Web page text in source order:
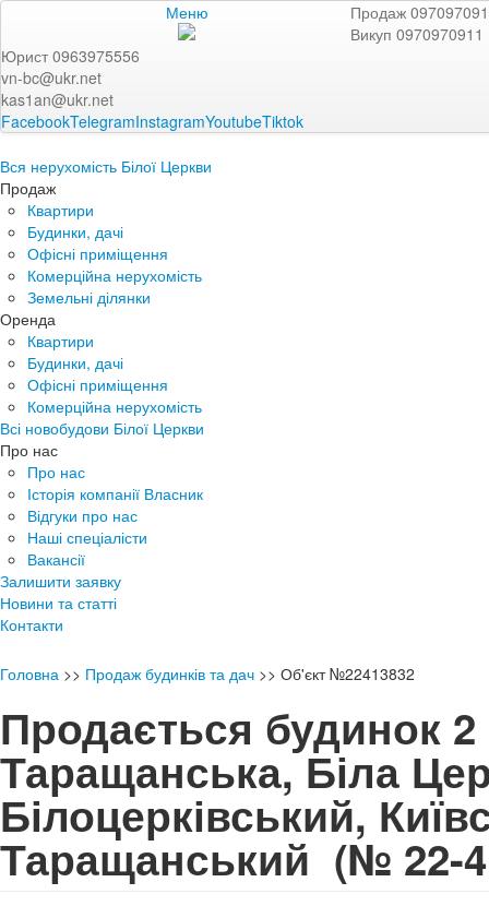
Меню
Продаж
Викуп 0970970911
Юрист 0963975556
vn-bc@ukr.net
kas1an@ukr.net
FacebookTelegramInstagramYoutubeTiktok
Вся нерухомість Білої Церкви
Продаж
Квартири
Будинки, дачі
Офісні приміщення
Комерційна нерухомість
Земельні ділянки
Оренда
Квартири
Будинки, дачі
Офісні приміщення
Комерційна нерухомість
Всі новобудови Білої Церкви
Про нас
Про нас
Історія компанії Власник
Відгуки про нас
Наші спеціалісти
Вакансії
Залишити заявку
Новини та статті
Контакти
Головна >> Продаж будинків та дач >> Об'єкт №22413832
Продається будинок 2
Таращанська, Біла
Білоцерківський,
Таращанський (№ 22-